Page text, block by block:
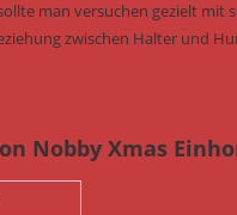
man versuchen gezielt
zwischen Halter und
Nobby Xmas